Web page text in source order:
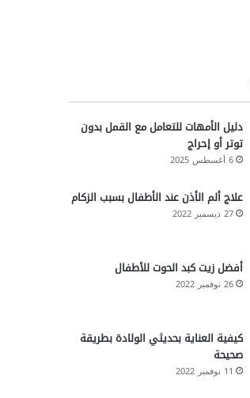
دليل الأمهات للتعامل مع القمل بدون
توتر أو إحراج
6 أغسطس 2025
علاج ألم الأذن عند الأطفال بسبب الزكام
27 ديسمبر 2022
أفضل زيت كبد الحوت للأطفال
26 نوفمبر 2022
كيفية العناية بحديثي الولادة بطريقة
صحيحة
11 نوفمبر 2022